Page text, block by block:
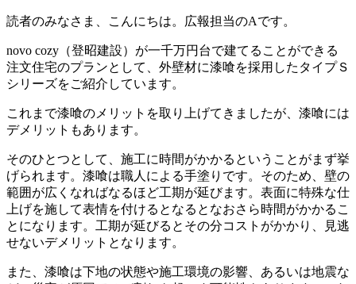
読者のみなさま、こんにちは。広報担当のAです。
novo cozy（登昭建設）が一千万円台で建てることができる
注文住宅のプランとして、外壁材に漆喰を採用したタイプＳ
シリーズをご紹介しています。
これまで漆喰のメリットを取り上げてきましたが、漆喰には
デメリットもあります。
そのひとつとして、施工に時間がかかるということがまず挙
げられます。漆喰は職人による手塗りです。そのため、壁の
範囲が広くなればなるほど工期が延びます。表面に特殊な仕
上げを施して表情を付けるとなるとなおさら時間がかかるこ
とになります。工期が延びるとその分コストがかかり、見逃
せないデメリットとなります。
また、漆喰は下地の状態や施工環境の影響、あるいは地震な